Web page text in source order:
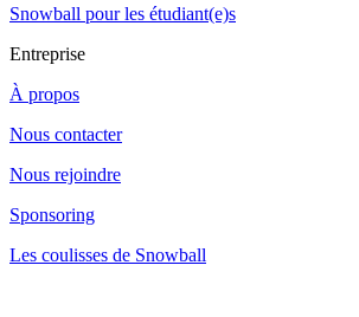
Snowball pour les étudiant(e)s
Entreprise
À propos
Nous contacter
Nous rejoindre
Sponsoring
Les coulisses de Snowball